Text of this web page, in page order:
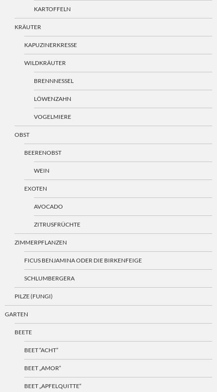
KARTOFFELN
KRÄUTER
KAPUZINERKRESSE
WILDKRÄUTER
BRENNNESSEL
LÖWENZAHN
VOGELMIERE
OBST
BEERENOBST
WEIN
EXOTEN
AVOCADO
ZITRUSFRÜCHTE
ZIMMERPFLANZEN
FICUS BENJAMINA ODER DIE BIRKENFEIGE
SCHLUMBERGERA
PILZE (FUNGI)
GARTEN
BEETE
BEET “ACHT”
BEET „AMOR“
BEET „APFELQUITTE“